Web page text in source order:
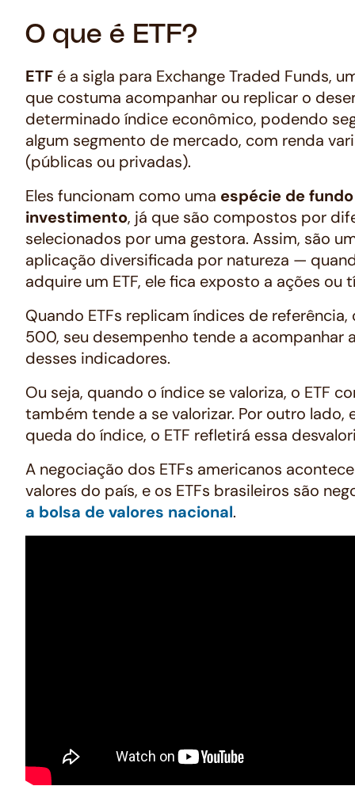
O que é ETF?
ETF é a sigla para Exchange Traded Funds,
que costuma acompanhar ou replicar o
determinado índice econômico, podendo
algum segmento de mercado, com renda
(públicas ou privadas).
Eles funcionam como uma espécie de
investimento, já que são compostos por
selecionados por uma gestora. Assim, são
aplicação diversificada por natureza —
adquire um ETF, ele fica exposto a ações ou
Quando ETFs replicam índices de referência,
500, seu desempenho tende a acompanhar
desses indicadores.
Ou seja, quando o índice se valoriza, o ETF
também tende a se valorizar. Por outro lado,
queda do índice, o ETF refletirá essa
A negociação dos ETFs americanos
valores do país, e os ETFs brasileiros são
a bolsa de valores nacional.